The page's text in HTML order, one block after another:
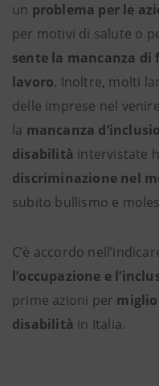
un problema per le
per motivi di salute o
sente la mancanza di
lavoro. Inoltre, molti
delle imprese nel
la mancanza
disabilità intervistate
discriminazione nel
subito bullismo e
C’è accordo
l’occupazione e
prime azioni per
disabilità in Italia.